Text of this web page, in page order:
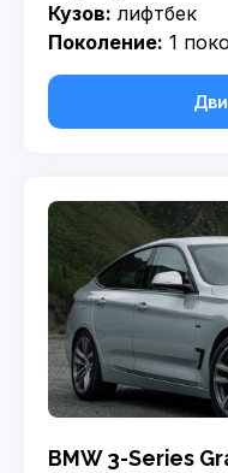
Кузов: лифтбек
Поколение: 1
BMW 3-Series